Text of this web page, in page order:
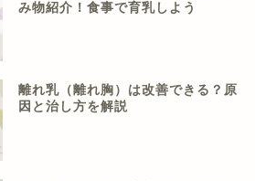
み物紹介！食事で育乳しよう
離れ乳（離れ胸）は改善できる？原
因と治し方を解説